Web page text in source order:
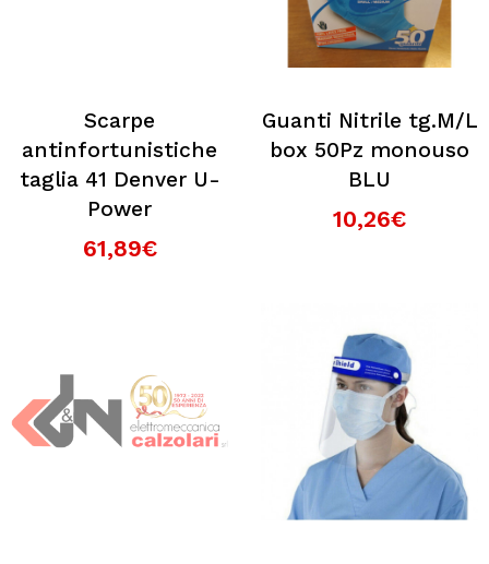
Scarpe
antinfortunistiche
taglia 41 Denver U-
Power
61,89€
Guanti Nitrile tg.M/L
box 50Pz monouso
BLU
10,26€